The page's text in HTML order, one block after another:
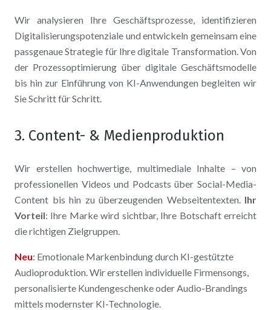
Wir analysieren Ihre Geschäftsprozesse, identifizieren
Digitalisierungspotenziale und entwickeln gemeinsam eine
passgenaue Strategie für Ihre digitale Transformation. Von
der Prozessoptimierung über digitale Geschäftsmodelle
bis hin zur Einführung von KI-Anwendungen begleiten wir
Sie Schritt für Schritt.
3. Content- & Medienproduktion
Wir erstellen hochwertige, multimediale Inhalte – von
professionellen Videos und Podcasts über Social-Media-
Content bis hin zu überzeugenden Webseitentexten. Ihr
Vorteil: Ihre Marke wird sichtbar, Ihre Botschaft erreicht
die richtigen Zielgruppen.
Neu: Emotionale Markenbindung durch KI-gestützte
Audioproduktion. Wir erstellen individuelle Firmensongs,
personalisierte Kundengeschenke oder Audio-Brandings
mittels modernster KI-Technologie.